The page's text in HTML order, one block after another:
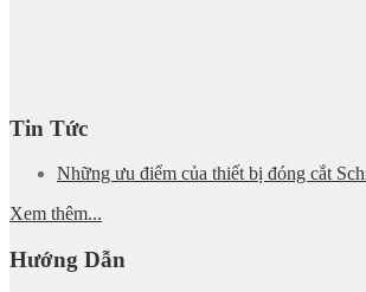
Tin Tức
Những ưu điểm của thiết bị đóng cắt
Xem thêm...
Hướng Dẫn